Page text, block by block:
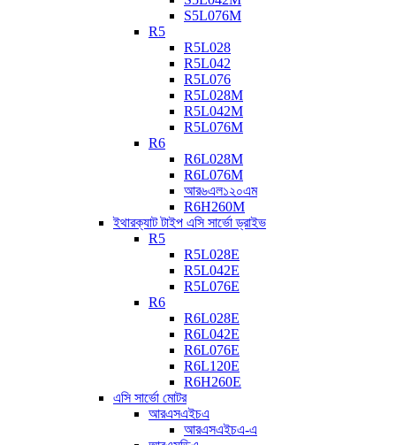
S5L076M
R5
R5L028
R5L042
R5L076
R5L028M
R5L042M
R5L076M
R6
R6L028M
R6L076M
আর৬এল১২০এম
R6H260M
ইথারক্যাট টাইপ এসি সার্ভো ড্রাইভ
R5
R5L028E
R5L042E
R5L076E
R6
R6L028E
R6L042E
R6L076E
R6L120E
R6H260E
এসি সার্ভো মোটর
আরএসএইচএ
আরএসএইচএ-এ